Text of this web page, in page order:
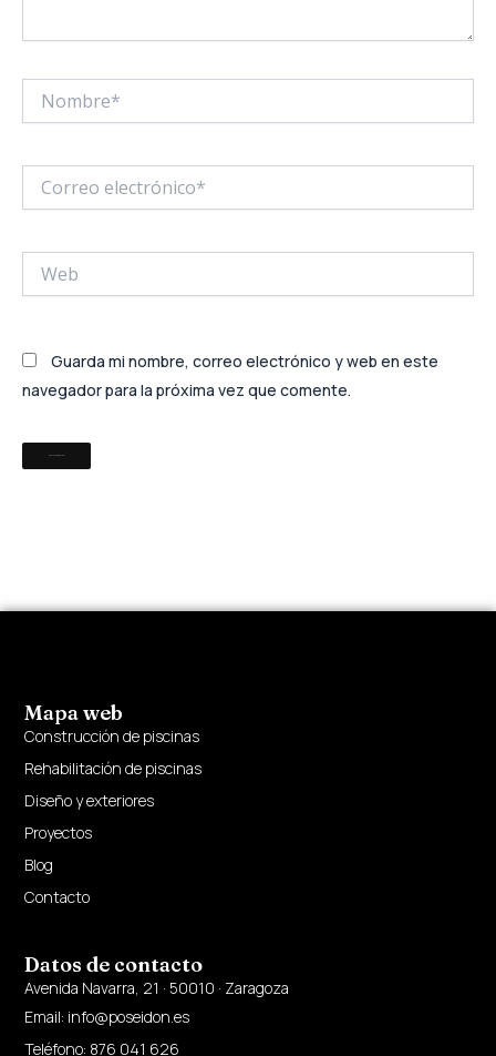
electrónico*
Guarda mi nombre, correo electrónico y web en este
navegador para la próxima vez que comente.
Mapa web
Construcción de piscinas
Rehabilitación de piscinas
Diseño y exteriores
Proyectos
Blog
Contacto
Datos de contacto
Avenida Navarra, 21 · 50010 · Zaragoza
Email: info@poseidon.es
Teléfono: 876 041 626